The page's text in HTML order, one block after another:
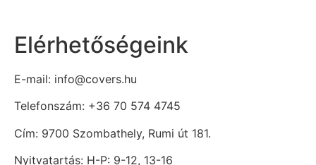
Elérhetőségeink
E-mail: info@covers.hu
Telefonszám: +36 70 574 4745
Cím: 9700 Szombathely, Rumi út 181.
Nyitvatartás: H-P: 9-12, 13-16